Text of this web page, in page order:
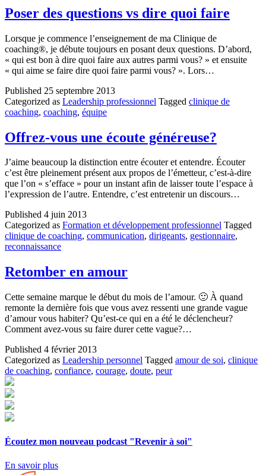
Poser des questions vs dire quoi faire
Lorsque je commence l’enseignement de ma Clinique de
coaching®, je débute toujours en posant deux questions. D’abord,
« qui est bon à dire quoi faire aux autres parmi vous? » et ensuite
« qui aime se faire dire quoi faire parmi vous? ». Lors…
Published 25 septembre 2013
Categorized as Leadership professionnel Tagged clinique de
coaching, coaching, équipe
Offrez-vous une écoute généreuse?
J’aime beaucoup la distinction entre écouter et entendre. Écouter
c’est être pleinement présent aux propos de l’émetteur, c’est-à-dire
que l’on « s’efface » pour un instant afin de laisser toute l’espace à
l’expression de l’autre. Entendre, c’est entretenir un discours…
Published 4 juin 2013
Categorized as Formation et développement professionnel Tagged
clinique de coaching, communication, dirigeants, gestionnaire,
reconnaissance
Retomber en amour
Cette semaine marque le début du mois de l’amour. 🙂 À quand
remonte la dernière fois que vous avez ressenti une grande vague
d’amour vous habiter? Qu’est-ce qui en a été le déclencheur?
Comment avez-vous su faire durer cette vague?…
Published 4 février 2013
Categorized as Leadership personnel Tagged amour de soi, clinique
de coaching, confiance, courage, doute, peur
Écoutez mon nouveau podcast "Revenir à soi"
En savoir plus